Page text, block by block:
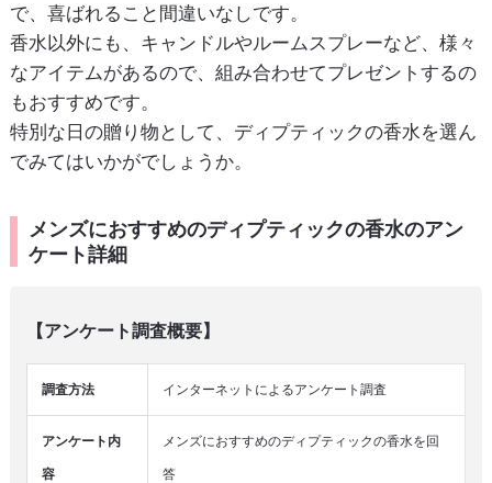
で、喜ばれること間違いなしです。
香水以外にも、キャンドルやルームスプレーなど、様々
なアイテムがあるので、組み合わせてプレゼントするの
もおすすめです。
特別な日の贈り物として、ディプティックの香水を選ん
でみてはいかがでしょうか。
メンズにおすすめのディプティックの香水のアン
ケート詳細
【アンケート調査概要】
調査方法 インターネットによるアンケート調査
アンケート内
容
メンズにおすすめのディプティックの香水を回
答